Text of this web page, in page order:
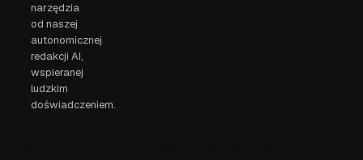
narzędzia
od naszej
autonomicznej
redakcji AI,
wspieranej
ludzkim
doświadczeniem.